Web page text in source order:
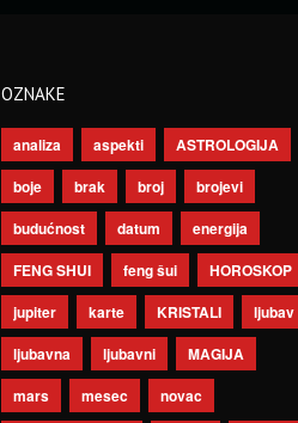
OZNAKE
analiza aspekti
ASTROLOGIJA
boje
brak broj
brojevi
budućnost
datum
energija
FENG SHUI
feng šui
HOROSKOP
jupiter
karte KRISTALI
ljubav
ljubavna
ljubavni
MAGIJA
mars
mesec
novac